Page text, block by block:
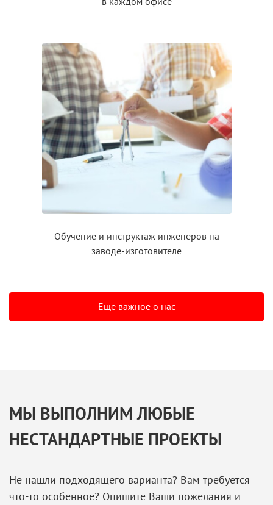
Обучение и инструктажинженеров на
заводе-изготовителе
Еще важное о нас
МЫ ВЫПОЛНИМ ЛЮБЫЕ
НЕСТАНДАРТНЫЕ ПРОЕКТЫ
Не нашли подходящего варианта? Вам требуется
что-то особенное? Опишите Ваши пожелания и